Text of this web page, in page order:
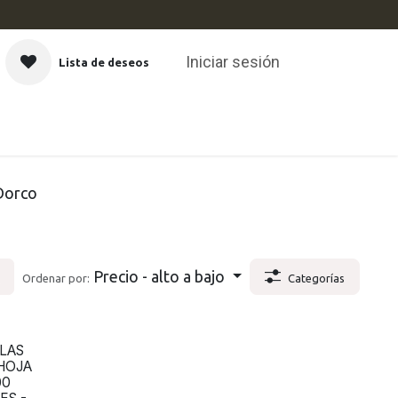
Lista de deseos Iniciar sesión
Ordenar por: Precio - alto a bajo Categorías